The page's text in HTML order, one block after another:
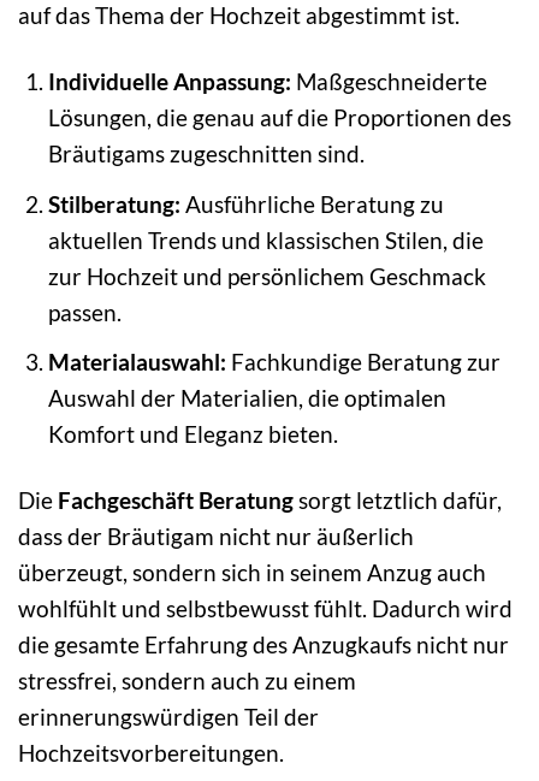
auf das Thema der Hochzeit abgestimmt ist.
Individuelle Anpassung: Maßgeschneiderte
Lösungen, die genau auf die Proportionen des
Bräutigams zugeschnitten sind.
Stilberatung: Ausführliche Beratung zu
aktuellen Trends und klassischen Stilen, die
zur Hochzeit und persönlichem Geschmack
passen.
Materialauswahl: Fachkundige Beratung zur
Auswahl der Materialien, die optimalen
Komfort und Eleganz bieten.
Die Fachgeschäft Beratungsorgt letztlich dafür,
dass der Bräutigam nicht nur äußerlich
überzeugt, sondern sich in seinem Anzug auch
wohlfühlt und selbstbewusst fühlt. Dadurch wird
die gesamte Erfahrung des Anzugkaufs nicht nur
stressfrei, sondern auch zu einem
erinnerungswürdigen Teil der
Hochzeitsvorbereitungen.